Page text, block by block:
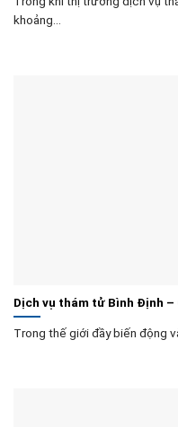
khoảng...
Dịch vụ thám tử Bình Định
Trong thế giới đầy biến động